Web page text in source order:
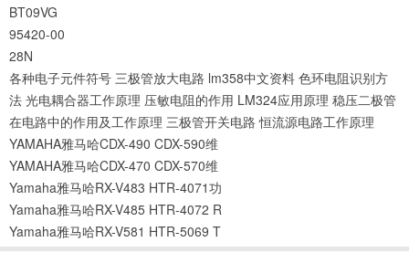
BT09VG
95420-00
28N
各种电子元件符号 三极管放大电路 lm358中文资料 色环电阻识别方
法 光电耦合器工作原理 压敏电阻的作用 LM324应用原理 稳压二极管
在电路中的作用及工作原理 三极管开关电路 恒流源电路工作原理
YAMAHA雅马哈CDX-490 CDX-590维
YAMAHA雅马哈CDX-470 CDX-570维
Yamaha雅马哈RX-V483 HTR-4071功
Yamaha雅马哈RX-V485 HTR-4072 R
Yamaha雅马哈RX-V581 HTR-5069 T